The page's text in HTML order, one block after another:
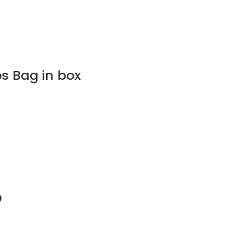
Bag in box